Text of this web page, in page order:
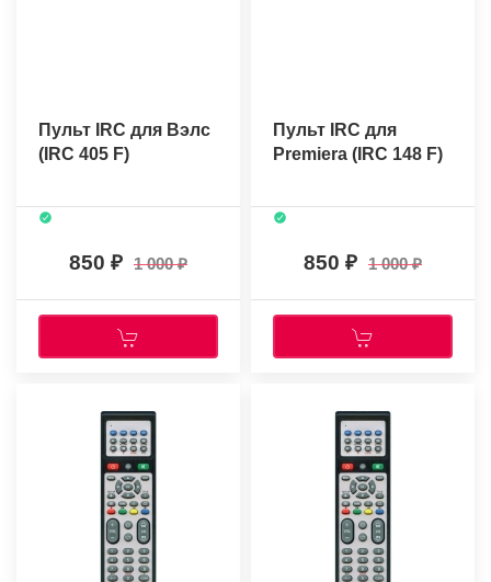
Пульт IRC для Вэлс
(IRC 405 F)
850 1 000
Пульт IRC для
Premiera (IRC 148 F)
850 1 000